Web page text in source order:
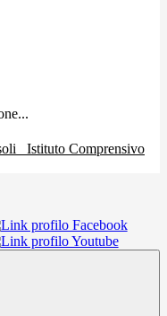
Istituto Comprensivo